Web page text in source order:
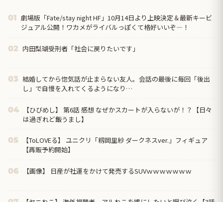
01 劇場版「Fate/stay night HF」10月14日より上映決定＆最新キービ
ジュアル公開！ワカメがライバルっぽくて格好いいぞ―！
02 内田梨瑚受刑者「社会に戻りたいです」
03 結婚してから惚気話が止まらない友人。会話の最後に毎回「後出
し」で自慢を入れてくるようになり…
04
【ひびめし】 第6話 感想 なぜかスカートが入らないが！？【日々
は過ぎれど飯うまし】
05
【ToLOVEる】 ユニクリ「籾岡里紗 ダークネスver.」フィギュア
【再販予約開始】
06 【画像】 日産が社運をかけて発売するSUVｗｗｗｗｗｗｗ